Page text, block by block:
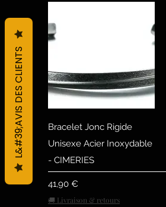
Быстрый просмотр
Bracelet Jonc Rigide
Unisexe Acier Inoxydable
- CIMERIES
Цена
41,90 €
🚚 Livraison & retours
L&#39;AVIS DES CLIENTS